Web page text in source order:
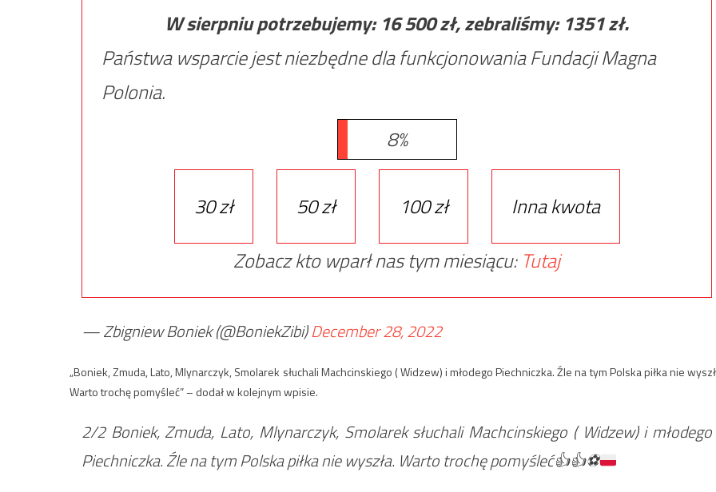
W sierpniu potrzebujemy: 16 500zł, zebraliśmy: 1351zł.
Państwa wsparcie jest niezbędne dla funkcjonowania Fundacji Magna
Polonia.
8%
30 zł 50 zł 100 zł
Inna kwota
Zobacz kto wparł nas tym miesiącu: Tutaj
— Zbigniew Boniek (@BoniekZibi)December 28, 2022
„Boniek, Zmuda, Lato, Mlynarczyk, Smolarek słuchali Machcinskiego ( Widzew) i młodego Piechniczka. Źle na tym Polska piłka nie
Warto trochę pomyśleć” – dodał w kolejnym wpisie.
2/2 Boniek, Zmuda, Lato, Mlynarczyk, Smolarek słuchali Machcinskiego ( Widzew) i młodego
Piechniczka. Źle na tym Polska piłka nie wyszła. Warto trochę pomyśleć👍👍⚽️